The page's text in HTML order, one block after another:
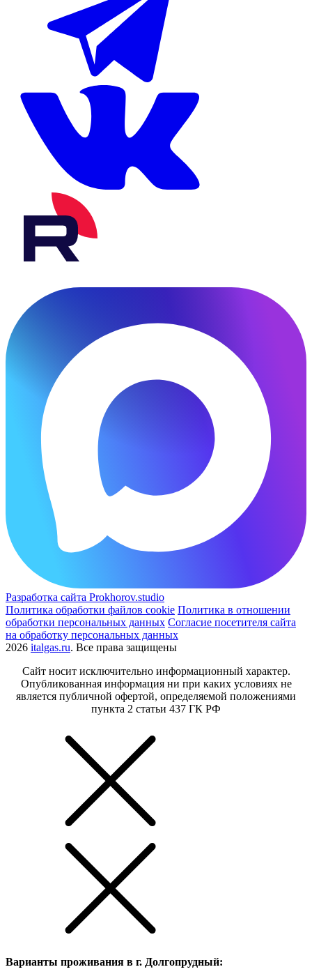
Разработка сайта Prokhorov.studio
Политика обработки файлов cookie Политика в отношении
обработки персональных данных Согласие посетителя сайта
на обработку персональных данных
2026 italgas.ru. Все права защищены
Сайт носит исключительно информационный характер.
Опубликованная информация ни при каких условиях не
является публичной офертой, определяемой положениями
пункта 2 статьи 437 ГК РФ
Варианты проживания в г. Долгопрудный: